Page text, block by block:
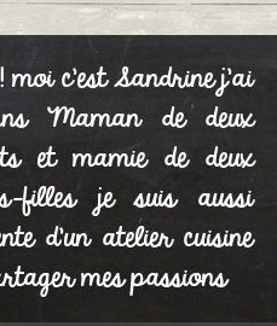
2022 à 19:11
moi c'est Sandrine j'ai
Maman de deux
et mamie de deux
filles je suis aussi
d'un atelier cuisine
mes passions